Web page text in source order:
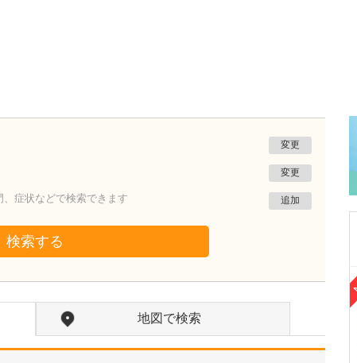
変更
変更
症状などで検索できます 追加
検索する
地図で検索
熊本県熊本市南区
たかしお内科ハートクリニック
高潮 征爾院長